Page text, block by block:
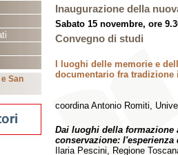
Inaugurazione della
Sabato 15 novembre, ore
Convegno di studi
I luoghi delle memorie e
documentario fra tradizione
coordina Antonio Romiti,
Dai luoghi della formazione
conservazione: l'esperienza
Ilaria Pescini, Regione
San